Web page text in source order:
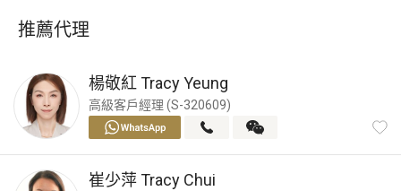
推薦代理
楊敬紅Tracy Yeung
高級客戶經理 (S-320609)
崔少萍Tracy Chui